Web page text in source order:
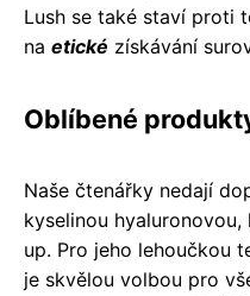
Lush se také staví proti
na etické získávání
Oblíbené
Naše čtenářky nedají
kyselinou
up. Pro jeho lehoučkou
je skvělou volbou pro